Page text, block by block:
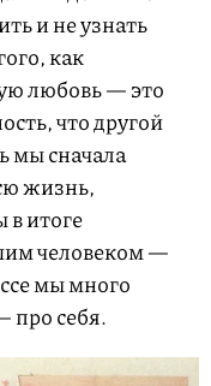
и не узнать
как
любовь — это
что другой
мы сначала
жизнь,
в итоге
человеком —
мы много
про себя.